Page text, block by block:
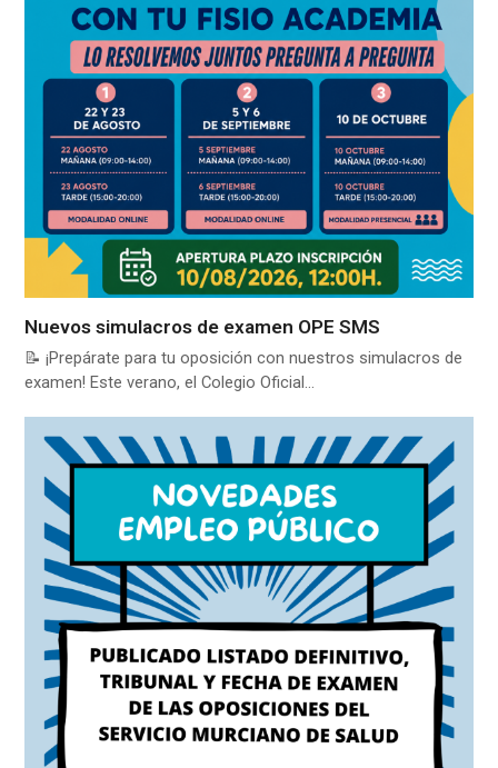
Nuevos simulacros de examen OPE SMS
📝 ¡Prepárate para tu oposición con nuestros simulacros de
examen! Este verano, el Colegio Oficial…